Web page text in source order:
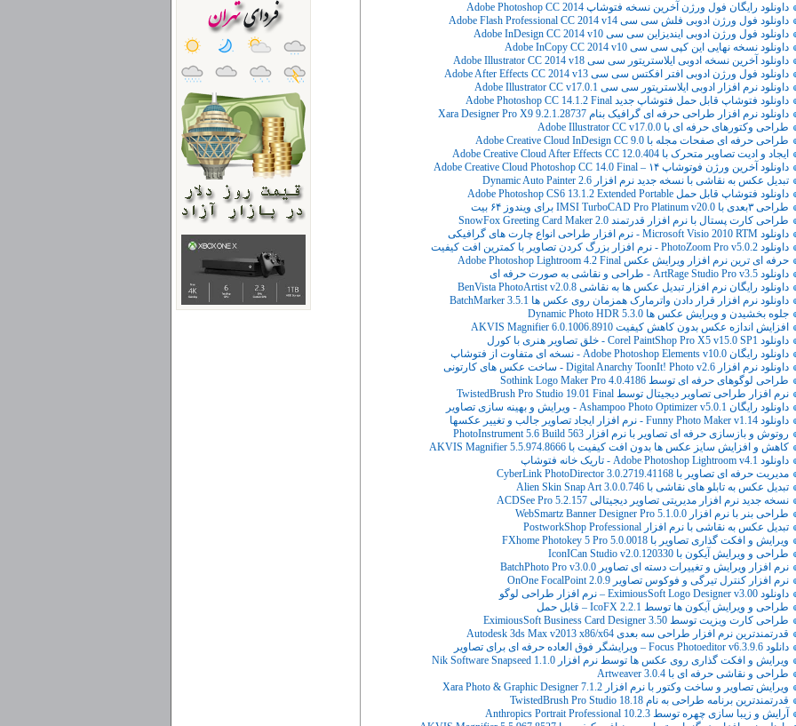
داونلود رایگان فول ورژن آخرین نسخه فتوشاپ Adobe Photoshop CC 2014
داونلود فول ورژن ادوبی فلش سی سی Adobe Flash Professional CC 2014 v14
داونلود فول ورژن ادوبی ایندیزاین سی سی Adobe InDesign CC 2014 v10
داونلود نسخه نهایی این کپی سی سی Adobe InCopy CC 2014 v10
داونلود آخرین نسخه ادوبی ایلاستریتور سی سی Adobe Illustrator CC 2014 v18
داونلود فول ورژن ادوبی افتر افکتس سی سی Adobe After Effects CC 2014 v13
داونلود نرم افزار ادوبی ایلاستریتور سی سی Adobe Illustrator CC v17.0.1
داونلود فتوشاپ قابل حمل فتوشاپ جدید Adobe Photoshop CC 14.1.2 Final
داونلود نرم افزار طراحی حرفه ای گرافیک بنام Xara Designer Pro X9 9.2.1.28737
طراحی وکتورهای حرفه ای با Adobe Illustrator CC v17.0.0
طراحی حرفه ای صفحات مجله با Adobe Creative Cloud InDesign CC 9.0
ایجاد و ادیت تصاویر متحرک با Adobe Creative Cloud After Effects CC 12.0.404
داونلود آخرین ورژن فوتوشاپ ۱۴ – Adobe Creative Cloud Photoshop CC 14.0 Final
تبدیل عکس به نقاشی با نسخه جدید نرم افزار Dynamic Auto Painter 2.6
داونلود فتوشاپ قابل حمل Adobe Photoshop CS6 13.1.2 Extended Portable
طراحی ۳بعدی با IMSI TurboCAD Pro Platinum v20.0 برای ویندوز ۶۴ بیت
طراحی کارت پستال با نرم افزار قدرتمند SnowFox Greeting Card Maker 2.0
داونلود Microsoft Visio 2010 RTM - نرم افزار طراحی انواع چارت های گرافیکی
داونلود PhotoZoom Pro v5.0.2 - نرم افزار بزرگ کردن تصاویر با کمترین افت کیفیت
حرفه ای ترین نرم افزار ویرایش عکس Adobe Photoshop Lightroom 4.2 Final
داونلود ArtRage Studio Pro v3.5 - طراحی و نقاشی به صورت حرفه ای
داونلود رایگان نرم افزار تبدیل عکس ها به نقاشی BenVista PhotoArtist v2.0.8
داونلود نرم افزار قرار دادن واترمارک همزمان روی عکس ها BatchMarker 3.5.1
جلوه بخشیدن و ویرایش عکس ها Dynamic Photo HDR 5.3.0
افزایش اندازه عکس بدون کاهش کیفیت AKVIS Magnifier 6.0.1006.8910
داونلود Corel PaintShop Pro X5 v15.0 SP1 - خلق تصاویر هنری با کورل
داونلود رایگان Adobe Photoshop Elements v10.0 - نسخه ای متفاوت از فتوشاپ
داونلود نرم افزار Digital Anarchy ToonIt! Photo v2.6 - ساخت عکس های کارتونی
طراحی لوگوهای حرفه ای توسط Sothink Logo Maker Pro 4.0.4186
نرم افزار طراحی تصاویر دیجیتال توسط TwistedBrush Pro Studio 19.01 Final
داونلود رایگان Ashampoo Photo Optimizer v5.0.1 - ویرایش و بهینه سازی تصاویر
داونلود Funny Photo Maker v1.14 - نرم افزار ایجاد تصاویر جالب و تغییر عکسها
روتوش و بازسازی حرفه ای تصاویر با نرم افزار PhotoInstrument 5.6 Build 563
کاهش و افزایش سایز عکس ها بدون افت کیفیت با AKVIS Magnifier 5.5.974.8666
داونلود Adobe Photoshop Lightroom v4.1 - تاریک خانه فتوشاپ
مدیریت حرفه ای تصاویر با CyberLink PhotoDirector 3.0.2719.41168
تبدیل عکس به تابلو های نقاشی با Alien Skin Snap Art 3.0.0.746
نسخه جدید نرم افزار مدیریتی تصاویر دیجیتالی ACDSee Pro 5.2.157
طراحی بنر با نرم افزار WebSmartz Banner Designer Pro 5.1.0.0
تبدیل عکس به نقاشی با نرم افزار PostworkShop Professional
ویرایش و افکت گذاری تصاویر با FXhome Photokey 5 Pro 5.0.0018
طراحی و ویرایش آیکون با IconICan Studio v2.0.120330
نرم افزار ویرایش و تغییرات دسته ای تصاویر BatchPhoto Pro v3.0.0
نرم افزار کنترل تیرگی و فوکوس تصاویر OnOne FocalPoint 2.0.9
داونلود EximiousSoft Logo Designer v3.00 – نرم افزار طراحی لوگو
طراحی و ویرایش آیکون ها توسط IcoFX 2.2.1 – قابل حمل
طراحی کارت ویزیت توسط EximiousSoft Business Card Designer 3.50
قدرتمندترین نرم افزار طراحی سه بعدی Autodesk 3ds Max v2013 x86/x64
دانلود Focus Photoeditor v6.3.9.6 – ویرایشگر فوق العاده حرفه ای برای تصاویر
ویرایش و افکت گذاری روی عکس ها توسط نرم افزار Nik Software Snapseed 1.1.0
طراحی و نقاشی حرفه ای با Artweaver 3.0.4
ویرایش تصاویر و ساخت وکتور با نرم افزار Xara Photo & Graphic Designer 7.1.2
قدرتمندترین برنامه طراحی به نام TwistedBrush Pro Studio 18.18
آرایش و زیبا سازی چهره توسط Anthropics Portrait Professional 10.2.3